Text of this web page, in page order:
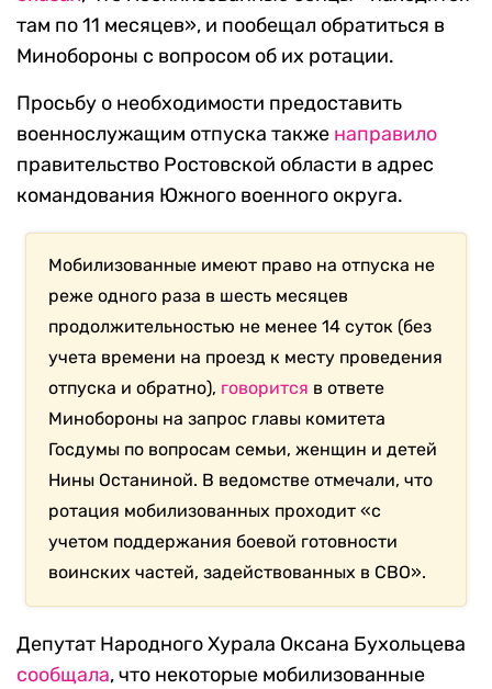
там по 11 месяцев», и пообещал обратиться в
Минобороны с вопросом об их ротации.
Просьбу о необходимости предоставить
военнослужащим отпуска также направило
правительство Ростовской области в адрес
командования Южного военного округа.
Мобилизованные имеют право на отпуска не
реже одного раза в шесть месяцев
продолжительностью не менее 14 суток (без
учета времени на проезд к месту проведения
отпуска и обратно), говорится в ответе
Минобороны на запрос главы комитета
Госдумы по вопросам семьи, женщин и детей
Нины Останиной. В ведомстве отмечали, что
ротация мобилизованных проходит «с
учетом поддержания боевой готовности
воинских частей, задействованных в СВО».
Депутат Народного Хурала Оксана Бухольцева
сообщала, что некоторые мобилизованные